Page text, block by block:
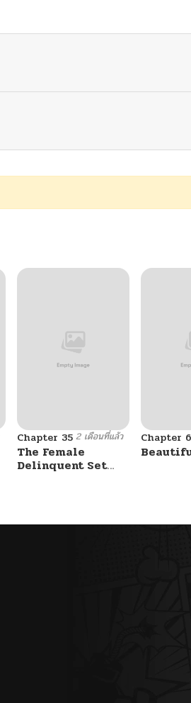
Chapter 35 2 เดือนที่แล้ว
The Female
Delinquent Set
Chapter